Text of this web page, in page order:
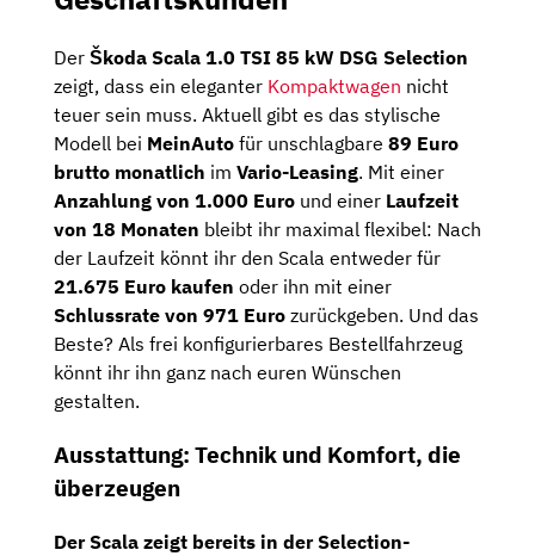
Der Škoda Scala 1.0 TSI 85 kW DSG Selection
zeigt, dass ein eleganter Kompaktwagen nicht
teuer sein muss. Aktuell gibt es das stylische
Modell bei MeinAuto für unschlagbare 89 Euro
brutto monatlich im Vario-Leasing. Mit einer
Anzahlung von 1.000 Euro und einer Laufzeit
von 18 Monaten bleibt ihr maximal flexibel: Nach
der Laufzeit könnt ihr den Scala entweder für
21.675 Euro kaufen oder ihn mit einer
Schlussrate von 971 Euro zurückgeben. Und das
Beste? Als frei konfigurierbares Bestellfahrzeug
könnt ihr ihn ganz nach euren Wünschen
gestalten.
Ausstattung: Technik und Komfort, die
überzeugen
Der Scala zeigt bereits in derSelection-